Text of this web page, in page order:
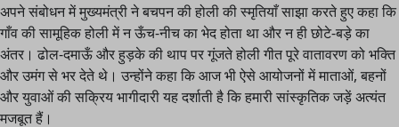
अपने संबोधन में मुख्यमंत्री ने बचपन की होली की स्मृतियाँ साझा करते हुए कहा कि
गाँव की सामूहिक होली में न ऊँच-नीच का भेद होता था और न ही छोटे-बड़े का
अंतर। ढोल-दमाऊँ और हुड़के की थाप पर गूंजते होली गीत पूरे वातावरण को भक्ति
और उमंग से भर देते थे। उन्होंने कहा कि आज भी ऐसे आयोजनों में माताओं, बहनों
और युवाओं की सक्रिय भागीदारी यह दर्शाती है कि हमारी सांस्कृतिक जड़ें अत्यंत
मजबूत हैं।